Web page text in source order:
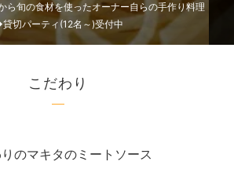
旬の食材を使ったオーナー自らの手作り料理
切パーティ(12名～)受付中
こだわり
のマキタのミートソース